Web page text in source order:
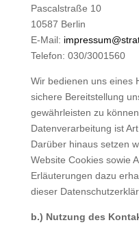
Pascalstraße 10
10587 Berlin
E-Mail:
Telefon: 030/3001560
Wir bedienen uns eines
sichere Bereitstellung
gewährleisten zu
Datenverarbeitung ist
Darüber hinaus setzen
Website Cookies sowie
Erläuterungen dazu
dieser
b.) Nutzung des